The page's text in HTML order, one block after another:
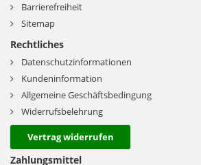
Barrierefreiheit
Sitemap
Rechtliches
Datenschutzinformationen
Kundeninformation
Allgemeine Geschäftsbedingung
Widerrufsbelehrung
Vertrag widerrufen
Zahlungsmittel